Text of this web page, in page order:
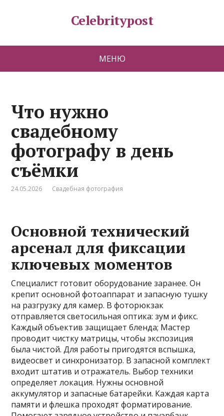
Celebritypost
МЕНЮ
Что нужно
свадебному
фотографу в день
съёмки
24.05.2026 Свадебная фотография
Основной технический
арсенал для фиксации
ключевых моментов
Специалист готовит оборудование заранее. Он
крепит основной фотоаппарат и запасную тушку
на разгрузку для камер. В фоторюкзак
отправляется светосильная оптика: зум и фикс.
Каждый объектив защищает бленда; Мастер
проводит чистку матрицы, чтобы экспозиция
была чистой. Для работы пригодятся вспышка,
видеосвет и синхронизатор. В запасной комплект
входит штатив и отражатель. Выбор техники
определяет локация. Нужны основной
аккумулятор и запасные батарейки. Каждая карта
памяти и флешка проходят форматирование.